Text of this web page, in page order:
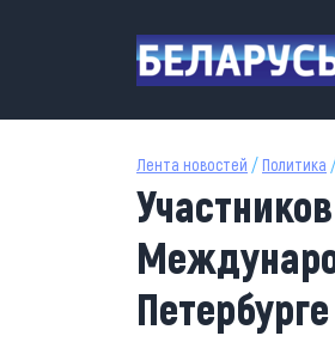
Лента новостей / Политика
Петербурге